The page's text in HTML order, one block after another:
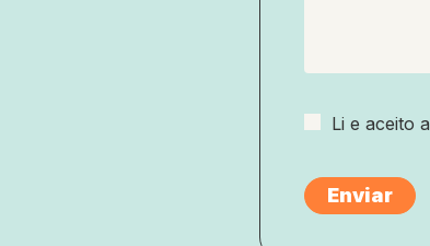
Li e aceito a